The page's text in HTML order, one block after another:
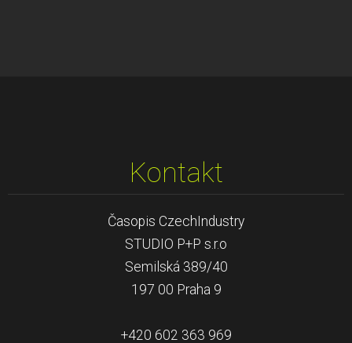
Kontakt
Časopis CzechIndustry
STUDIO P+P s.r.o
Semilská 389/40
197 00 Praha 9
+420 602 363 969